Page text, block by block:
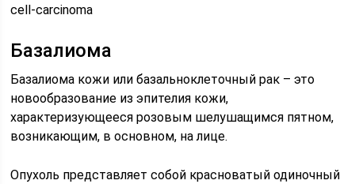
cell-carcinoma
Базалиома
Базалиома кожи или базальноклеточный рак – это
новообразование из эпителия кожи,
характеризующееся розовым шелушащимся пятном,
возникающим, в основном, на лице.
Опухоль представляет собой красноватый одиночный